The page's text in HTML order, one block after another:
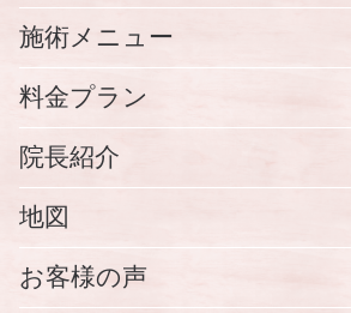
施術メニュー
料金プラン
院長紹介
地図
お客様の声